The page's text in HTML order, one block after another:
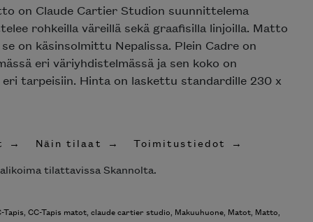
on Claude Cartier Studion suunnittelema
rohkeilla väreillä sekä graafisilla linjoilla. Matto
on käsinsolmittu Nepalissa. Plein Cadre on
eri väriyhdistelmässä ja sen koko on
tarpeisiin. Hinta on laskettu standardille 230 x
Näin tilaat
Toimitustiedot
tilattavissa Skannolta.
Tapis, CC-Tapis matot, claude cartier studio, Makuuhuone, Matot, Matto,